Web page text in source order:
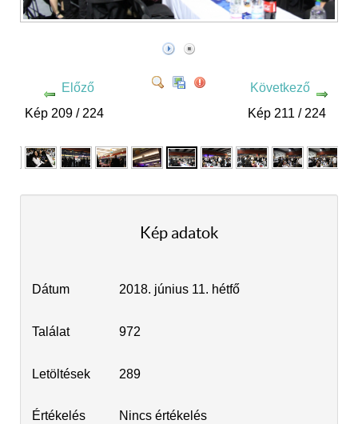
Előző
Kép 209 / 224
Következő
Kép 211 / 224
Kép adatok
Dátum 2018. június 11. hétfő
Találat 972
Letöltések 289
Értékelés Nincs értékelés